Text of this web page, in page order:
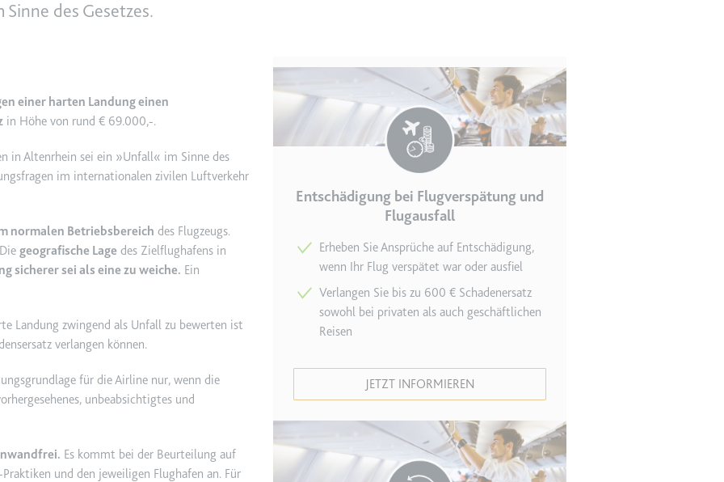
um Daten zu Google Analytics über das Gerät und das Verhalten des Besuchers zu
den Besucher über Geräte und Marketingkanäle hinweg.
um die Effizienz der Werbeaktivitäten der Website zu messen, indem Daten über die
der Anzeigen der Website über mehrere Websites hinweg gesammelt werden.
Konversionsrate zwischen dem Nutzer und den Werbebannern auf der Website - Dies dient
der Relevanz der Werbung auf der Website.
des Gesetzes.
einer harten Landung einen
in Höhe von rund € 69.000,-.
in Altenrhein sei ein »Unfall« im Sinne des
im internationalen zivilen Luftverkehr
normalen Betriebsbereich des Flugzeugs.
geografische Lage des Zielflughafens in
sicherer sei als eine zu weiche. Ein
Landung zwingend als Unfall zu bewerten ist
verlangen können.
für die Airline nur, wenn die
unbeabsichtigtes und
Es kommt bei der Beurteilung auf
und den jeweiligen Flughafen an. Für
Entschädigung bei Flugverspätung und
Flugausfall
Erheben Sie Ansprüche auf Entschädigung,
wenn Ihr Flug verspätet war oder ausfiel
Verlangen Sie bis zu 600 € Schadenersatz
sowohl bei privaten als auch geschäftlichen
Reisen
JETZT INFORMIEREN